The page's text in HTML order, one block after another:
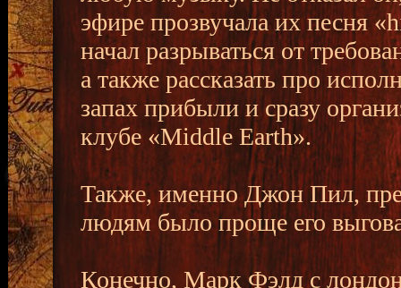
эфире прозвучала их песня
начал разрываться от
а также рассказать про
запах прибыли и сразу
клубе «Middle Earth».
Также, именно Джон Пил,
людям было проще его
Конечно, Марк Фэлд с